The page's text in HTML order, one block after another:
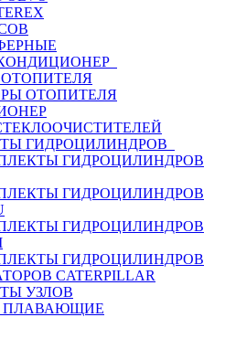
ОТОПИТЕЛЯ
ГИДРОЦИЛИНДРОВ
ГИДРОЦИЛИНДРОВ
ГИДРОЦИЛИНДРОВ
ГИДРОЦИЛИНДРОВ
ГИДРОЦИЛИНДРОВ
CATERPILLAR
УЗЛОВ
ПЛАВАЮЩИЕ